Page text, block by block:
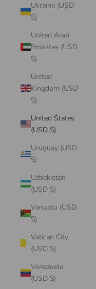
Ukraine (USD
$)
United Arab
Emirates (USD
$)
United
Kingdom (USD
$)
United States
(USD $)
Uruguay (USD
$)
Uzbekistan
(USD $)
Vanuatu (USD
$)
Vatican City
(USD $)
Venezuela
(USD $)